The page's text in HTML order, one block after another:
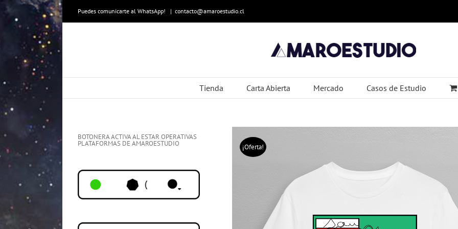
content
Puedes comunicarte al WhatsApp! | contacto@amaroestudio.cl
Tienda Carta Abierta Mercado Casos de Estudio
¡Oferta!
BOTONERA ACTIVA AL ESTAR OPERATIVAS
PLATAFORMAS DE AMAROESTUDIO